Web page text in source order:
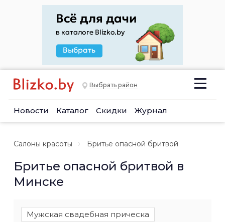
Выбрать район
Новости Каталог Скидки Журнал
Салоны красоты Бритье опасной бритвой
Бритье опасной бритвой в
Минске
Мужская свадебная прическа